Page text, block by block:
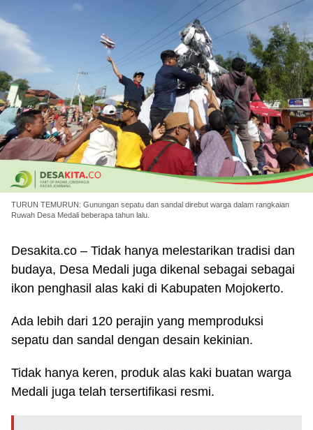
TURUN TEMURUN: Gunungan sepatu dan sandal direbut warga dalam rangkaian
Ruwah Desa Medali beberapa tahun lalu.
Desakita.co – Tidak hanya melestarikan tradisi dan
budaya, Desa Medali juga dikenal sebagai sebagai
ikon penghasil alas kaki di Kabupaten Mojokerto.
Ada lebih dari 120 perajin yang memproduksi
sepatu dan sandal dengan desain kekinian.
Tidak hanya keren, produk alas kaki buatan warga
Medali juga telah tersertifikasi resmi.